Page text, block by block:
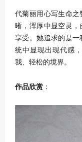
代菊丽用心写生命
晰，浑厚中显空灵
享受。她追求的是
统中显现出现代感
我、轻松的境界。
作品欣赏 ：